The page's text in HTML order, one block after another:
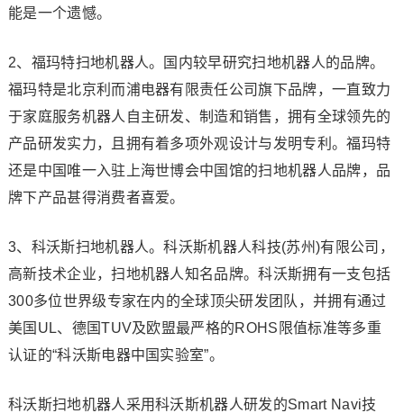
能是一个遗憾。
2、福玛特扫地机器人。国内较早研究扫地机器人的品牌。
福玛特是北京利而浦电器有限责任公司旗下品牌，一直致力
于家庭服务机器人自主研发、制造和销售，拥有全球领先的
产品研发实力，且拥有着多项外观设计与发明专利。福玛特
还是中国唯一入驻上海世博会中国馆的扫地机器人品牌，品
牌下产品甚得消费者喜爱。
3、科沃斯扫地机器人。科沃斯机器人科技(苏州)有限公司，
高新技术企业，扫地机器人知名品牌。科沃斯拥有一支包括
300多位世界级专家在内的全球顶尖研发团队，并拥有通过
美国UL、德国TUV及欧盟最严格的ROHS限值标准等多重
认证的“科沃斯电器中国实验室”。
科沃斯扫地机器人采用科沃斯机器人研发的Smart Navi技